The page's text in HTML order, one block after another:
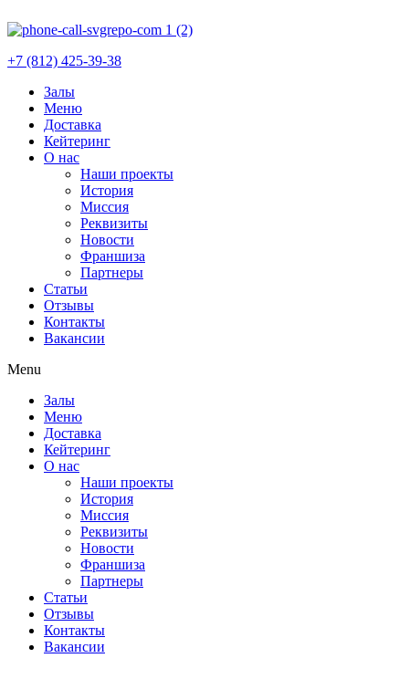
+7 (812) 425-39-38
Залы
Меню
Доставка
Кейтеринг
О нас
Наши проекты
История
Миссия
Реквизиты
Новости
Франшиза
Партнеры
Статьи
Отзывы
Контакты
Вакансии
Menu
Залы
Меню
Доставка
Кейтеринг
О нас
Наши проекты
История
Миссия
Реквизиты
Новости
Франшиза
Партнеры
Статьи
Отзывы
Контакты
Вакансии